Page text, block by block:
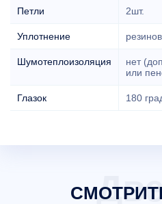
Петли 2шт.
Уплотнение
Шумотеплоизоляция
нет
или
Глазок 180